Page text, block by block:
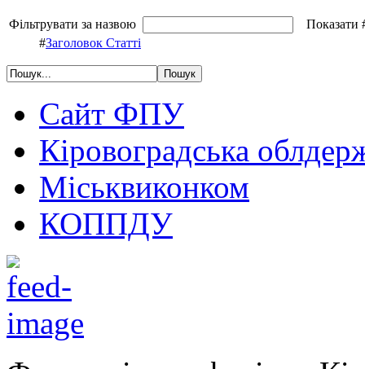
Фільтрувати за назвою
Показати
#Заголовок Статті
Сайт ФПУ
Кіровоградська
Міськвиконком
КОППДУ